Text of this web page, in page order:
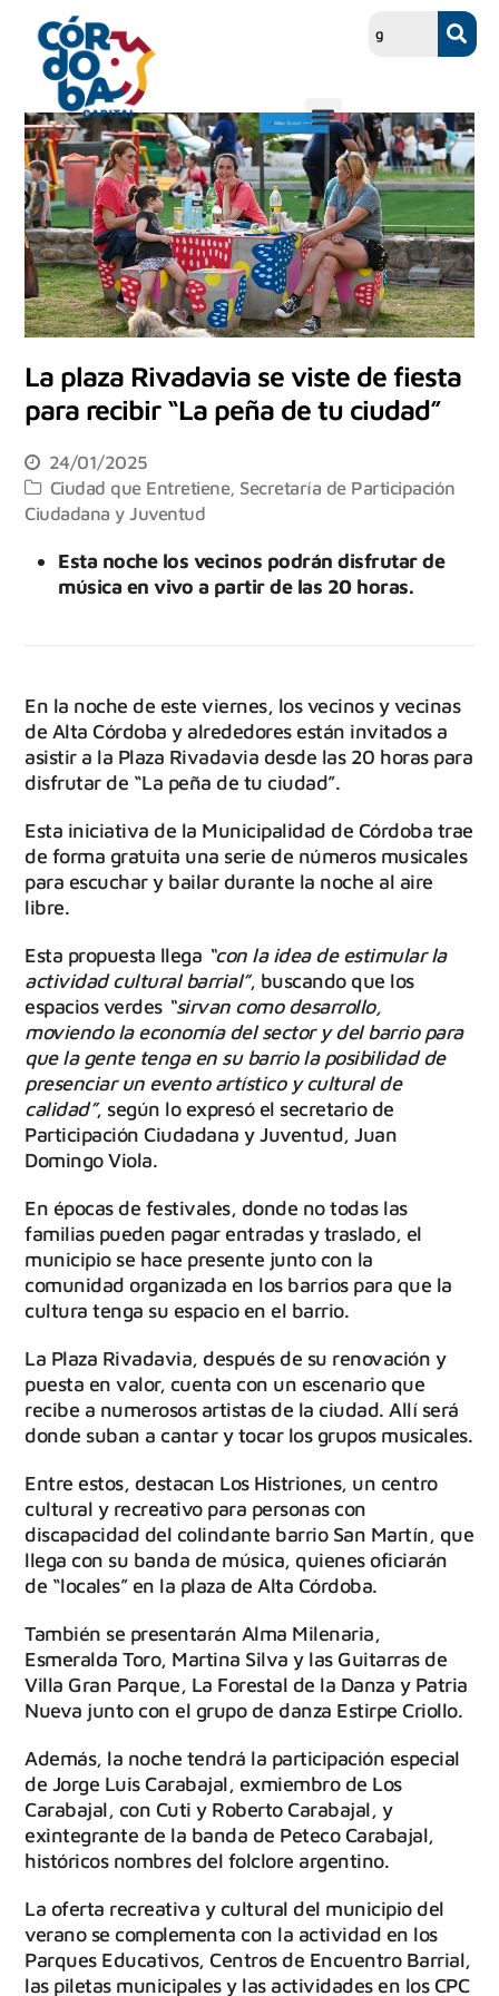
La plaza Rivadavia se viste de fiesta
para recibir “La peña de tu ciudad”
24/01/2025
Ciudad que Entretiene, Secretaría de Participación
Ciudadana y Juventud
Esta noche los vecinos podrán disfrutar de
música en vivo a partir de las 20 horas.
En la noche de este viernes, los vecinos y vecinas
de Alta Córdoba y alrededores están invitados a
asistir a la Plaza Rivadavia desde las 20 horas para
disfrutar de “La peña de tu ciudad”.
Esta iniciativa de la Municipalidad de Córdoba trae
de forma gratuita una serie de números musicales
para escuchar y bailar durante la noche al aire
libre.
Esta propuesta llega “con la idea de estimular la
actividad cultural barrial”, buscando que los
espacios verdes “sirvan como desarrollo,
moviendo la economía del sector y del barrio para
que la gente tenga en su barrio la posibilidad de
presenciar un evento artístico y cultural de
calidad”, según lo expresó el secretario de
Participación Ciudadana y Juventud, Juan
Domingo Viola.
En épocas de festivales, donde no todas las
familias pueden pagar entradas y traslado, el
municipio se hace presente junto con la
comunidad organizada en los barrios para que la
cultura tenga su espacio en el barrio.
La Plaza Rivadavia, después de su renovación y
puesta en valor, cuenta con un escenario que
recibe a numerosos artistas de la ciudad. Allí será
donde suban a cantar y tocar los grupos musicales.
Entre estos, destacan Los Histriones, un centro
cultural y recreativo para personas con
discapacidad del colindante barrio San Martín, que
llega con su banda de música, quienes oficiarán
de “locales” en la plaza de Alta Córdoba.
También se presentarán Alma Milenaria,
Esmeralda Toro, Martina Silva y las Guitarras de
Villa Gran Parque, La Forestal de la Danza y Patria
Nueva junto con el grupo de danza Estirpe Criollo.
Además, la noche tendrá la participación especial
de Jorge Luis Carabajal, exmiembro de Los
Carabajal, con Cuti y Roberto Carabajal, y
exintegrante de la banda de Peteco Carabajal,
históricos nombres del folclore argentino.
La oferta recreativa y cultural del municipio del
verano se complementa con la actividad en los
Parques Educativos, Centros de Encuentro Barrial,
las piletas municipales y las actividades en los CPC